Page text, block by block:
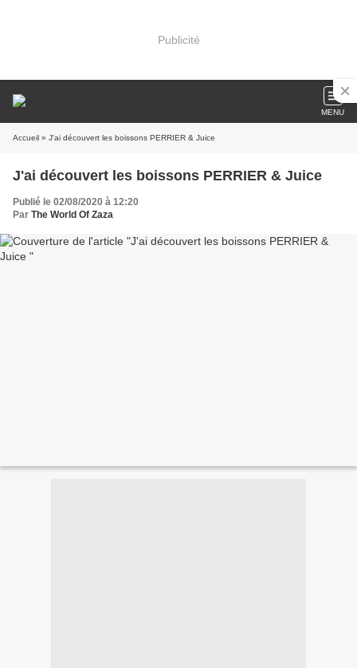
Publicité
MENU
Accueil » J'ai découvert les boissons PERRIER & Juice
J'ai découvert les boissons PERRIER & Juice
Publié le 02/08/2020 à 12:20
Par The World Of Zaza